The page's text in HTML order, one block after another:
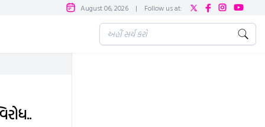
August 06, 2026 | Follow us at: